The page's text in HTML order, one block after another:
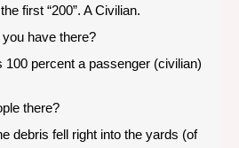
first “200”. A Civilian.
you have there?
100 percent a passenger (civilian)
there?
debris fell right into the yards (of